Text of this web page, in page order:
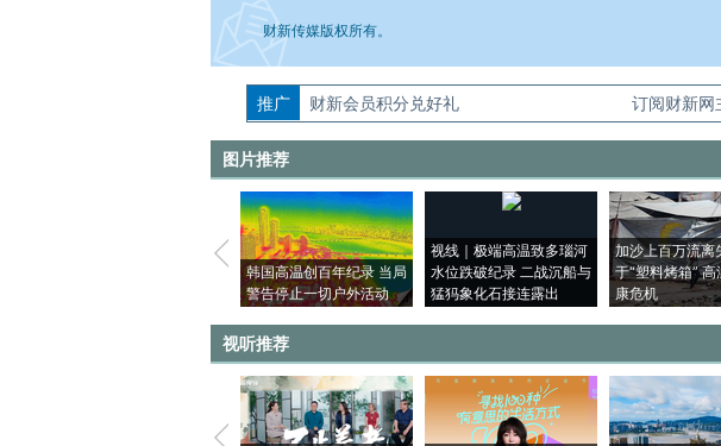
财新传媒版权所有。
如需刊登转载请点击右侧按钮，提交相关信息。经确认即可刊登转载。
推广 财新会员积分兑好礼 订阅财新网
图片推荐
韩国高温创百年纪录 当局
警告停止一切户外活动
视线｜极端高温致多瑙河
水位跌破纪录 二战沉船与
猛犸象化石接连露出
加沙上百万流离
于“塑料烤箱” 高
康危机
视听推荐